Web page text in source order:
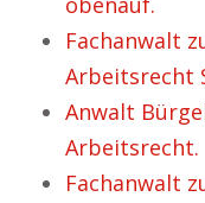
Fachanwalt
Arbeitsrecht
Anwalt
Arbeitsrecht.
Fachanwalt